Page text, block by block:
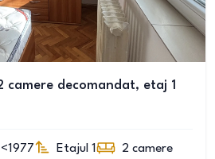
decomandat, etaj 1
<1977 Etajul 1 2 camere